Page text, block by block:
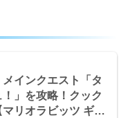
メインクエスト「タ
」を攻略！クック
リオラビッツ ギャ